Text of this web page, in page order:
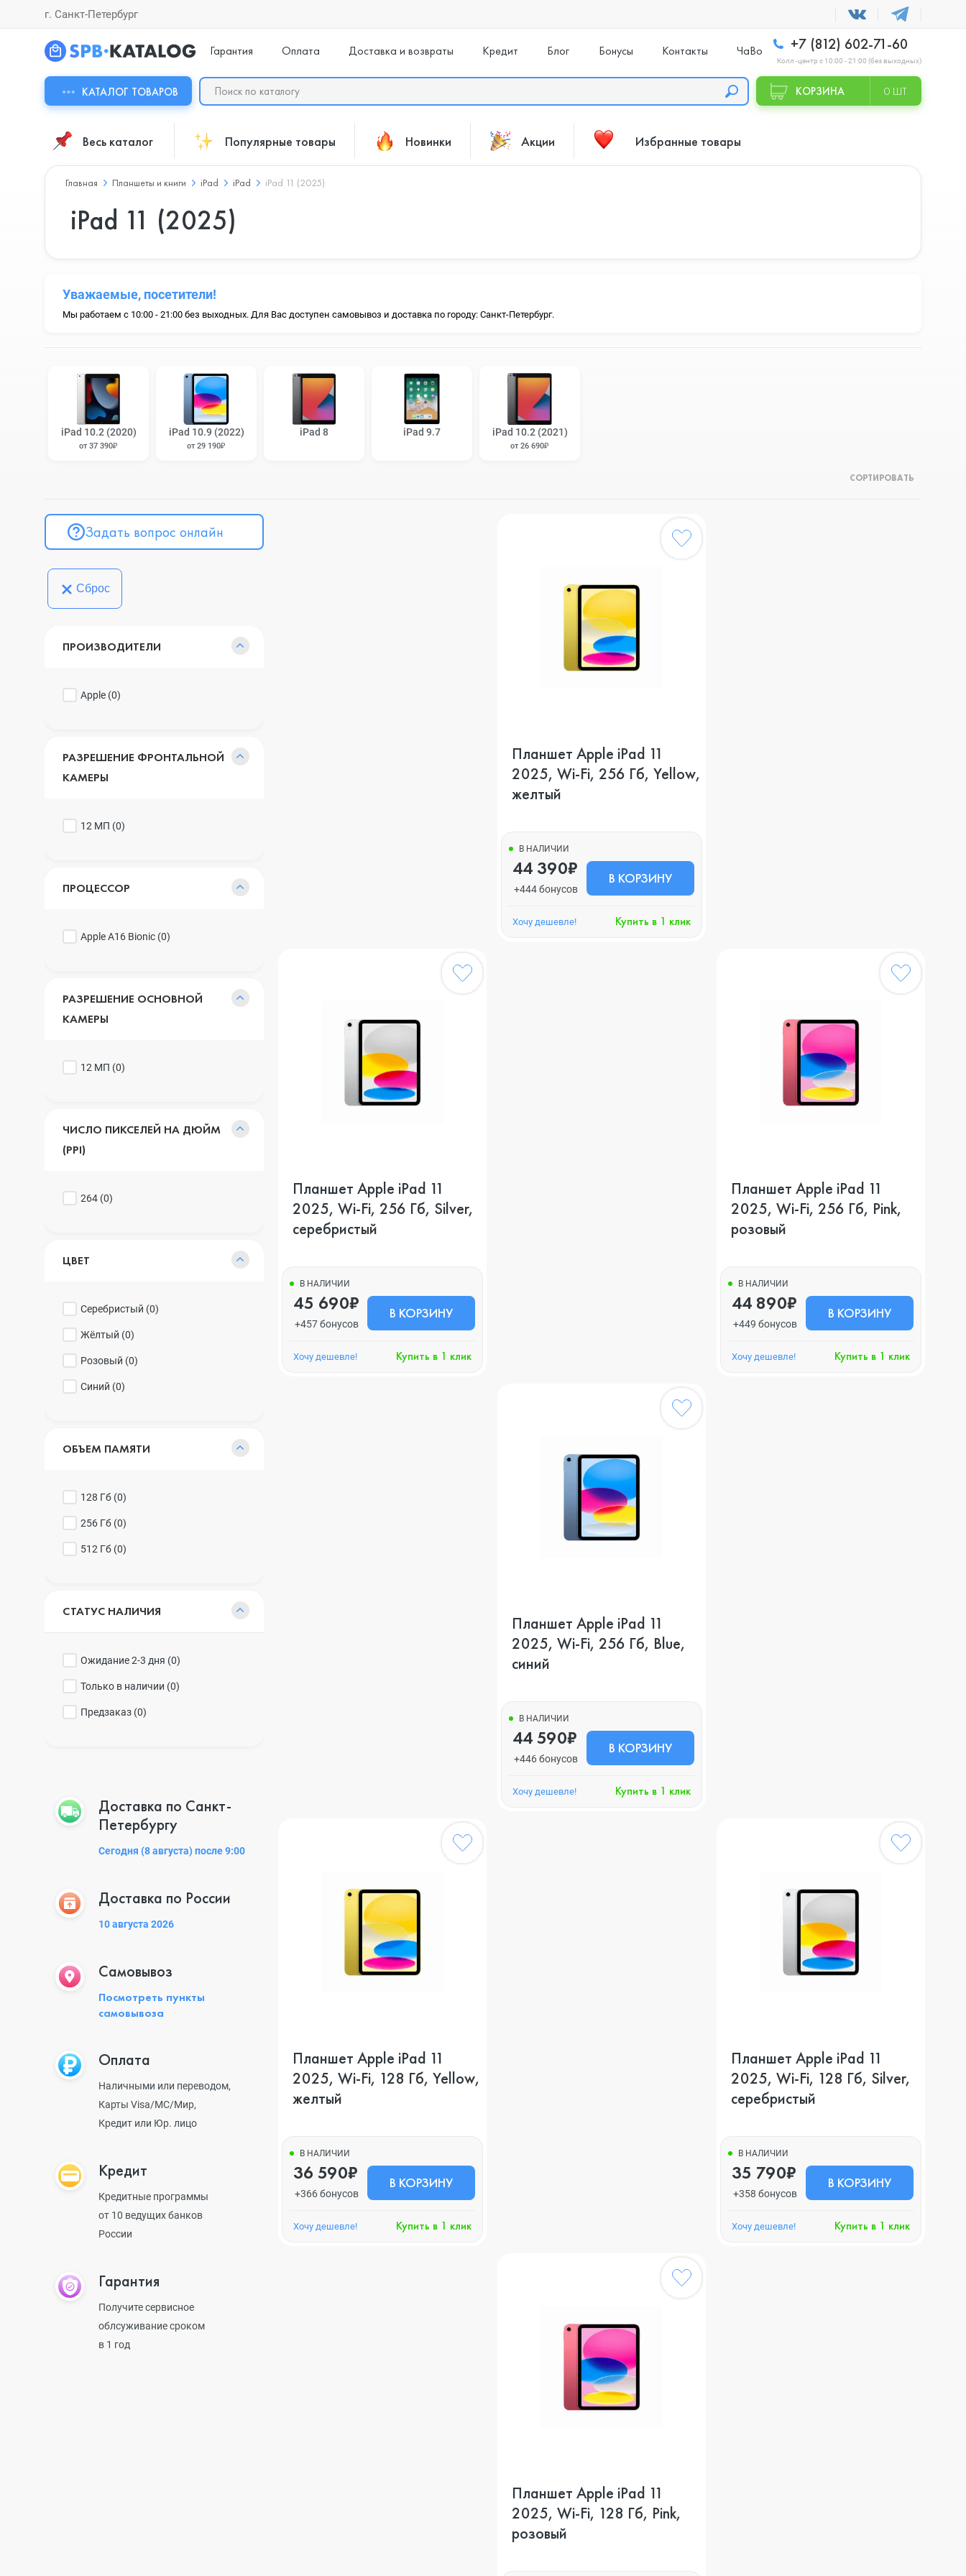
г. Санкт-Петербург
Гарантия Оплата Доставка и возвраты Кредит Блог Бонусы Контакты ЧаВо +7 (812) 602-71-60
Колл -центр с 10:00 - 21:00 (без выходных)
КАТАЛОГ ТОВАРОВ КОРЗИНА 0 ШТ
Весь каталог Популярные товары Новинки Акции Избранные товары
Главная Планшеты и книги iPad iPad iPad 11 (2025)
iPad 11 (2025)
Уважаемые, посетители!
Мы работаем с 10:00 - 21:00 без выходных. Для Вас доступен самовывоз и доставка по городу: Санкт-Петербург.
iPad 10.2 (2020)
от 37 390₽
iPad 10.9 (2022)
от 29 190₽
iPad 8 iPad 9.7 iPad 10.2 (2021)
от 26 690₽
СОРТИРОВАТЬ
Задать вопрос онлайн
Сброс
ПРОИЗВОДИТЕЛИ
Apple (0)
РАЗРЕШЕНИЕ ФРОНТАЛЬНОЙ
КАМЕРЫ
12 МП (0)
ПРОЦЕССОР
Apple A16 Bionic (0)
РАЗРЕШЕНИЕ ОСНОВНОЙ
КАМЕРЫ
12 МП (0)
ЧИСЛО ПИКСЕЛЕЙ НА ДЮЙМ
(PPI)
264 (0)
ЦВЕТ
Серебристый (0)
Жёлтый (0)
Розовый (0)
Синий (0)
ОБЪЕМ ПАМЯТИ
128 Гб (0)
256 Гб (0)
512 Гб (0)
СТАТУС НАЛИЧИЯ
Ожидание 2-3 дня (0)
Только в наличии (0)
Предзаказ (0)
Доставка по Санкт-
Петербургу
Сегодня (8 августа) после 9:00
Доставка по России
10 августа 2026
Самовывоз
Посмотреть пункты
самовывоза
Оплата
Наличными или переводом,
Карты Visa/MC/Мир,
Кредит или Юр. лицо
Кредит
Кредитные программы
от 10 ведущих банков
России
Гарантия
Получите сервисное
облсуживание сроком
в 1 год
Планшет Apple iPad 11
2025, Wi-Fi, 256 Гб, Yellow,
желтый
В НАЛИЧИИ
44 390₽
+444 бонусов
В КОРЗИНУ
Хочу дешевле! Купить в 1 клик
Планшет Apple iPad 11
2025, Wi-Fi, 256 Гб, Silver,
серебристый
В НАЛИЧИИ
45 690₽
+457 бонусов
В КОРЗИНУ
Хочу дешевле! Купить в 1 клик
Планшет Apple iPad 11
2025, Wi-Fi, 256 Гб, Pink,
розовый
В НАЛИЧИИ
44 890₽
+449 бонусов
В КОРЗИНУ
Хочу дешевле! Купить в 1 клик
Планшет Apple iPad 11
2025, Wi-Fi, 256 Гб, Blue,
синий
В НАЛИЧИИ
44 590₽
+446 бонусов
В КОРЗИНУ
Хочу дешевле! Купить в 1 клик
Планшет Apple iPad 11
2025, Wi-Fi, 128 Гб, Yellow,
желтый
В НАЛИЧИИ
36 590₽
+366 бонусов
В КОРЗИНУ
Хочу дешевле! Купить в 1 клик
Планшет Apple iPad 11
2025, Wi-Fi, 128 Гб, Silver,
серебристый
В НАЛИЧИИ
35 790₽
+358 бонусов
В КОРЗИНУ
Хочу дешевле! Купить в 1 клик
Планшет Apple iPad 11
2025, Wi-Fi, 128 Гб, Pink,
розовый